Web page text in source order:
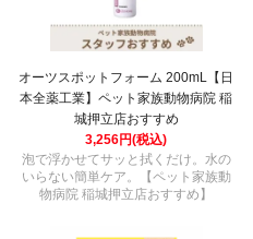
オーツスポットフォーム 200mL【日
本全薬工業】ペット家族動物病院 稲
城押立店おすすめ
3,256円(税込)
泡で浮かせてサッと拭くだけ。水の
いらない簡単ケア。【ペット家族動
物病院 稲城押立店おすすめ】